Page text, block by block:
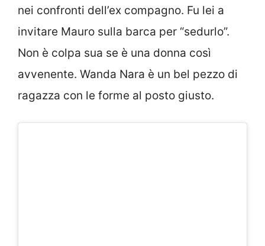
nei confronti dell’ex compagno. Fu lei a
invitare Mauro sulla barca per “sedurlo”.
Non è colpa sua se è una donna così
avvenente. Wanda Nara è un bel pezzo di
ragazza con le forme al posto giusto.